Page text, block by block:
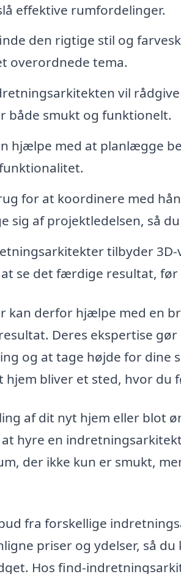
effektive rumfordelinger.
den rigtige stil og
overordnede tema.
vil
både smukt og funktionelt.
hjælpe med at planlægge
for at koordinere med
sig af projektledelsen, så
tilbyder
se det færdige resultat,
kan derfor hjælpe med en
Deres ekspertise
og at tage højde for dine
bliver et sted, hvor du
af dit nyt hjem eller blot
hyre en
der ikke kun er smukt,
fra forskellige
priser og ydelser, så
Hos find-